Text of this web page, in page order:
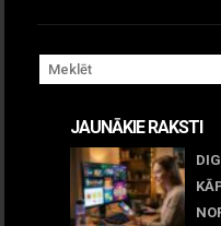
JAUNĀKIE RAKSTI